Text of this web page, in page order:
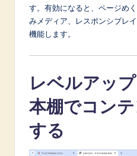
す。有効になると、ページめ
みメディア、レスポンシブレ
機能します。
レベルアッ
本棚でコン
する